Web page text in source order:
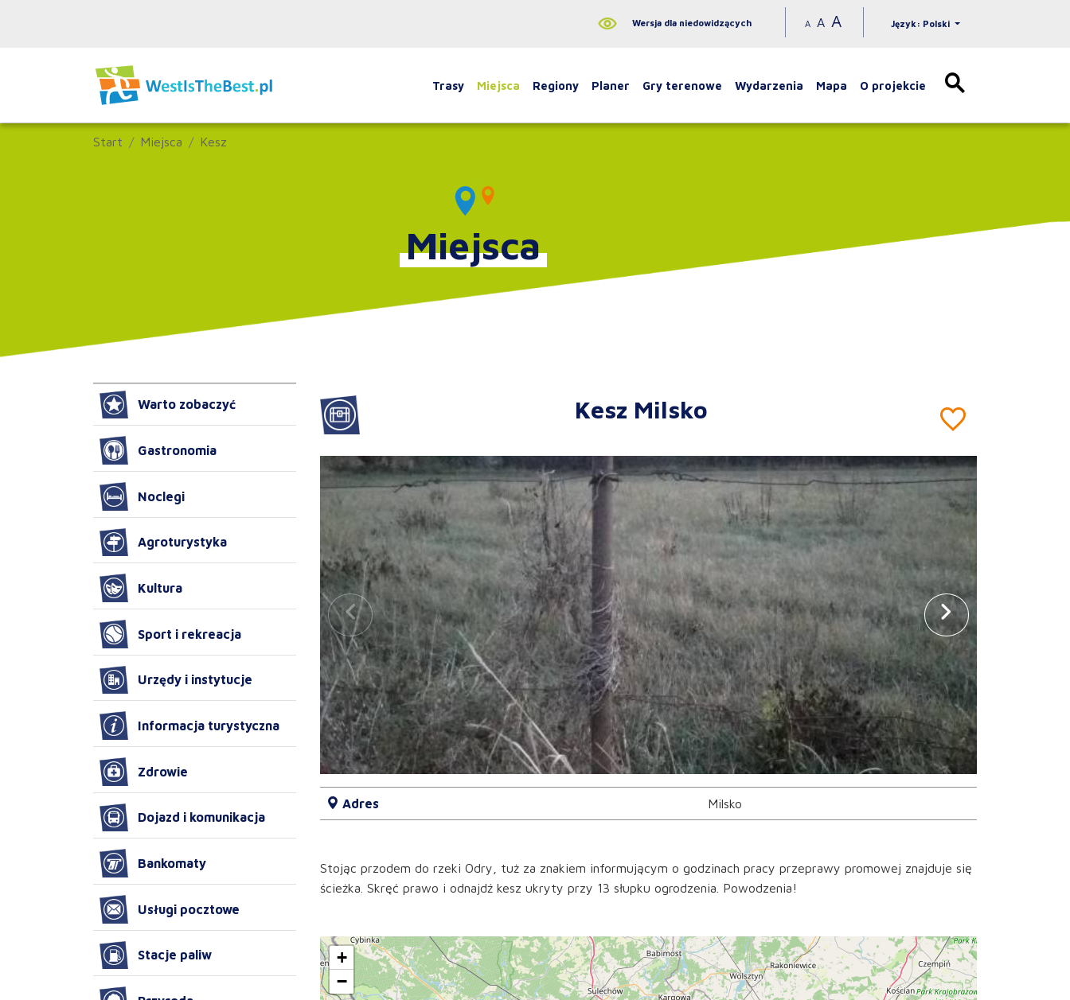
Wersja dla niedowidzących A A A Język: Polski
Trasy Miejsca Regiony Planer Gry terenowe Wydarzenia Mapa O projekcie
Start Miejsca Kesz
Miejsca
Kesz Milsko
Adres Milsko
Stojąc przodem do rzeki Odry, tuż za znakiem informującym o godzinach pracy przeprawy promowej znajduje się
ścieżka. Skręć prawo i odnajdź kesz ukryty przy 13 słupku ogrodzenia. Powodzenia!
+
−
Warto zobaczyć
Gastronomia
Noclegi
Agroturystyka
Kultura
Sport i rekreacja
Urzędy i instytucje
Informacja turystyczna
Zdrowie
Dojazd i komunikacja
Bankomaty
Usługi pocztowe
Stacje paliw